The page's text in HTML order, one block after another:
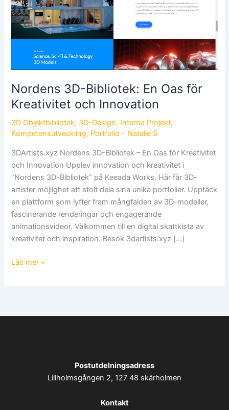
Nordens 3D-Bibliotek: En Oas för
Kreativitet och Innovation
3D Objektbibliotek, 3D-Design, Interna Projekt,
Kompetensutveckling, Portfolio - Natalie S
3DArtists.xyz Nordens 3D-Bibliotek – En Oas för Kreativitet
och Innovation Upplev innovation och kreativitet i
”Nordens 3D-Bibliotek” på Keeada Works. Här får 3D-
artister möjlighet att stolt dela sina unika portfolier. Upptäck
en plattform som lyfter fram mångfalden av 3D-modeller,
fascinerande renderingar och engagerande
animationsvideor. Välkommen till en digital skattkista av
kreativitet och inspiration. Besök 3dartists.xyz […]
Bibliotek:
En
Kreativitet
och
Innovation
Läs mer »
Postutdelningsadress
Lillholmsgången 2, 127 48 skärholmen
Kontakt